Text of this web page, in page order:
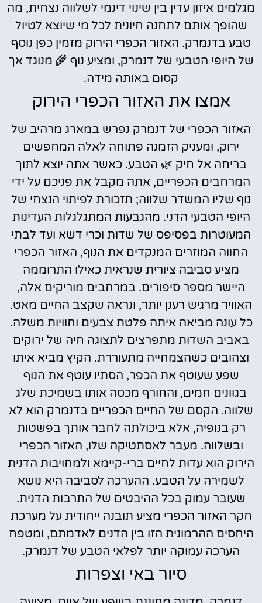
מגלמים איזון עדין בין שינוי דינמי לשלווה נצחית, מה
שהופך אותם לתחנה חיונית לכל מי שיוצא לטיול
טבע בדנמרק. האזור הכפרי הירוק מזמין כפן נוסף
של היופי הטבעי של דנמרק, ומציע נוף 🌾 מנוגד אך
קסום באותה מידה.
אמצו את האזור הכפרי הירוק
האזור הכפרי של דנמרק נפרש במארג מרהיב של
ירוק, ומעניק הזמנה פתוחה לאלה המחפשים
בריחה אל חיק 🌿 הטבע. כאשר אתה יוצא לתוך
המרחבים הכפריים, אתה מקבל את פניכם על ידי
נוף שליו המשדר שלווה; תזכורת לפיתוי הנצחי של
היופי הטבעי הדני. מהגבעות המתגלגלות העדינות
המעוטרות בפסיפס של שדות וכרי דשא ועד לבתי
החווה המוזרים המנקדים את הנוף, האזור הכפרי
מציע סביבה ציורית שנראית כאילו התרוממה
היישר מספר סיפורים. במרחבים מוריקים אלה,
האוויר מרגיש רענן יותר, ונראה שקצב החיים מאט.
כל עונה מביאה איתה פלטת צבעים וחוויות משלה.
באביב השדות מתפרצים לתצוגה חיה של ירוקים
וצהובים כשהצמחייה מתעוררת. הקיץ מביא איתו
שפע שעוטף את הכפר, הסתיו עוטף את הנוף
בגוונים חמים, והחורף מכסה אותו בשמיכת שלג
שלווה. הקסם של החיים הכפריים בדנמרק הוא לא
רק בנופיה, אלא ביכולתה לחבר אותך בפשטות
ובשלווה. מעבר לאסתטיקה שלו, האזור הכפרי
הירוק הוא עדות לחיים ברי-קיימא ולמחויבות הדנית
לשמירה על הטבע. ההערכה לסביבה היא נושא
שעובר עמוק בכל ההיבטים של התרבות הדנית.
חקר האזור הכפרי מציע תובנה ייחודית על מערכת
היחסים ההרמונית הזו בין הדנים לאדמתם, ומטפח
הערכה עמוקה יותר לפלאי הטבע של דנמרק.
סיור באי וצפרות